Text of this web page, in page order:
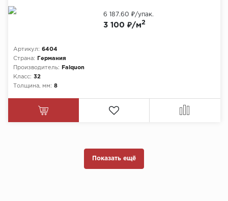
Артикул: 6404
Страна:
Германия
Производитель:
Falquon
Класс: 32
Толщина, мм: 8
3 100 ₽/м2
6 187.60 ₽/упак.
Показать ещё